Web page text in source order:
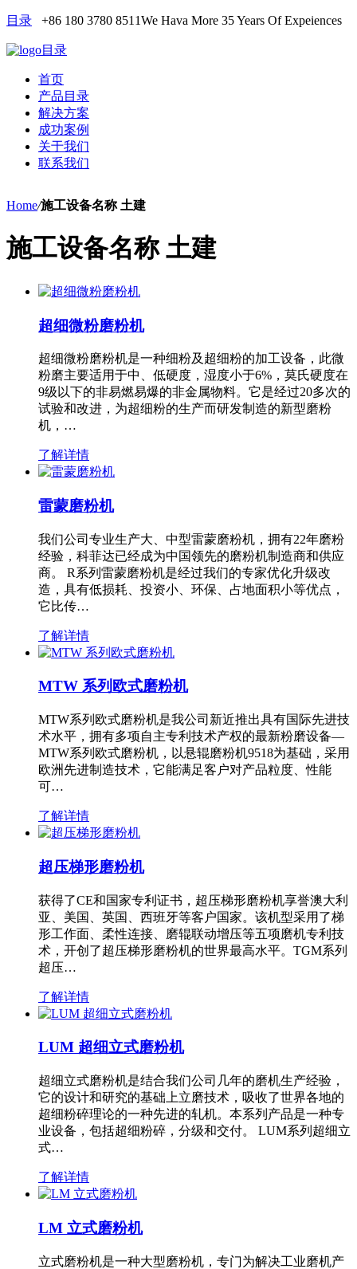
目录 +86 180 3780 8511We Hava More 35 Years Of Expeiences
目录
首页
产品目录
解决方案
成功案例
关于我们
联系我们
Home/施工设备名称 土建
施工设备名称 土建
超细微粉磨粉机
超细微粉磨粉机是一种细粉及超细粉的加工设备，此微
粉磨主要适用于中、低硬度，湿度小于6%，莫氏硬度在
9级以下的非易燃易爆的非金属物料。它是经过20多次的
试验和改进，为超细粉的生产而研发制造的新型磨粉
机，…
了解详情
雷蒙磨粉机
我们公司专业生产大、中型雷蒙磨粉机，拥有22年磨粉
经验，科菲达已经成为中国领先的磨粉机制造商和供应
商。 R系列雷蒙磨粉机是经过我们的专家优化升级改
造，具有低损耗、投资小、环保、占地面积小等优点，
它比传…
了解详情
MTW 系列欧式磨粉机
MTW系列欧式磨粉机是我公司新近推出具有国际先进技
术水平，拥有多项自主专利技术产权的最新粉磨设备—
MTW系列欧式磨粉机，以悬辊磨粉机9518为基础，采用
欧洲先进制造技术，它能满足客户对产品粒度、性能
可…
了解详情
超压梯形磨粉机
获得了CE和国家专利证书，超压梯形磨粉机享誉澳大利
亚、美国、英国、西班牙等客户国家。该机型采用了梯
形工作面、柔性连接、磨辊联动增压等五项磨机专利技
术，开创了超压梯形磨粉机的世界最高水平。TGM系列
超压…
了解详情
LUM 超细立式磨粉机
超细立式磨粉机是结合我们公司几年的磨机生产经验，
它的设计和研究的基础上立磨技术，吸收了世界各地的
超细粉碎理论的一种先进的轧机。本系列产品是一种专
业设备，包括超细粉碎，分级和交付。 LUM系列超细立
式…
了解详情
LM 立式磨粉机
立式磨粉机是一种大型磨粉机，专门为解决工业磨机产